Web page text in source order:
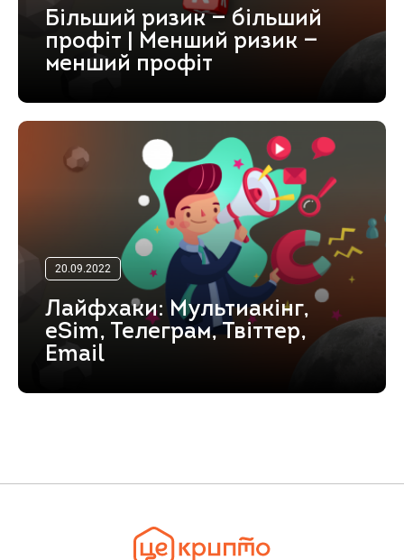
Більший ризик — більший
профіт | Менший ризик —
менший профіт
20.09.2022
Лайфхаки: Мультиакінг,
eSim, Телеграм, Твіттер,
Email